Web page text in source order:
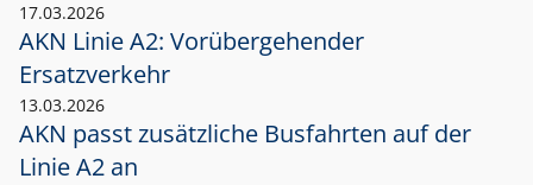
17.03.2026
AKN Linie A2: Vorübergehender
Ersatzverkehr
13.03.2026
AKN passt zusätzliche Busfahrten auf der
Linie A2 an